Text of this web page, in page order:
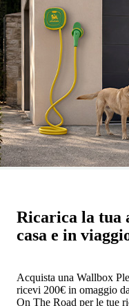
Ricarica la tua
casa e in
Acquista una Wallbox
ricevi 200€ in omaggio
On The Road per le tue